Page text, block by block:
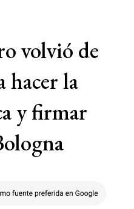
volvió de
hacer la
y firmar